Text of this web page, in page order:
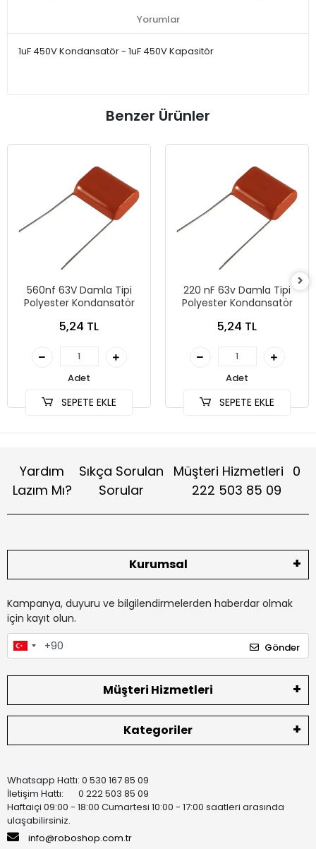
Yorumlar
1uF 450V Kondansatör - 1uF 450V Kapasitör
Benzer Ürünler
560nf 63V Damla Tipi
Polyester Kondansatör
5,24 TL
Adet
SEPETE EKLE
220 nF 63v Damla Tipi
Polyester Kondansatör
5,24 TL
Adet
SEPETE EKLE
Yardım
Lazım Mı?
Sıkça Sorulan
Sorular
Müşteri Hizmetleri 0
222 503 85 09
Kurumsal
Kampanya, duyuru ve bilgilendirmelerden haberdar olmak
için kayıt olun.
Gönder
Müşteri Hizmetleri
Kategoriler
Whatsapp Hattı: 0 530 167 85 09
İletişim Hattı: 0 222 503 85 09
Haftaiçi 09:00 - 18:00 Cumartesi 10:00 - 17:00 saatleri arasında
ulaşabilirsiniz.
info@roboshop.com.tr